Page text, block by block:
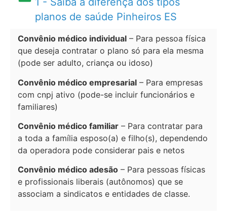
planos de saúde Pinheiros ES
Convênio médico individual – Para pessoa física
que deseja contratar o plano só para ela mesma
(pode ser adulto, criança ou idoso)
Convênio médico empresarial – Para empresas
com cnpj ativo (pode-se incluir funcionários e
familiares)
Convênio médico familiar – Para contratar para
a toda a família esposo(a) e filho(s), dependendo
da operadora pode considerar pais e netos
Convênio médico adesão – Para pessoas físicas
e profissionais liberais (autônomos) que se
associam a sindicatos e entidades de classe.